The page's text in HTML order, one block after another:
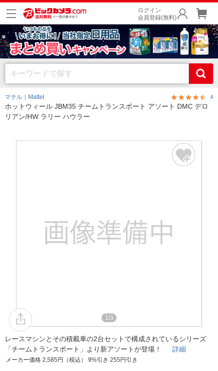
ログイン
会員登録(無料)
マテル｜Mattel 4
ホットウィール JBM35 チームトランスポート アソート DMC デロ
リアン/HW ラリー ハウラー
1/3
レースマシンとその積載車の2台セットで構成されているシリーズ
「チームトランスポート」より新アソートが登場！ 詳細
メーカー価格 2,585円（税込） 9%引き 255円引き